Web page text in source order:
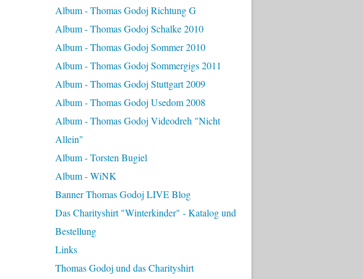
Album - Thomas Godoj Richtung G
Album - Thomas Godoj Schalke 2010
Album - Thomas Godoj Sommer 2010
Album - Thomas Godoj Sommergigs 2011
Album - Thomas Godoj Stuttgart 2009
Album - Thomas Godoj Usedom 2008
Album - Thomas Godoj Videodreh "Nicht
Allein"
Album - Torsten Bugiel
Album - WiNK
Banner Thomas Godoj LIVE Blog
Das Charityshirt "Winterkinder" - Katalog und
Bestellung
Links
Thomas Godoj und das Charityshirt